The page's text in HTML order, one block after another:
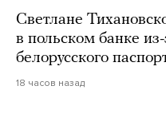
Светлане
в польском банке
белорусского
18 часов назад